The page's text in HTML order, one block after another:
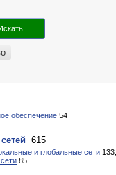
обеспечение 54
615
и глобальные сети 133,
85